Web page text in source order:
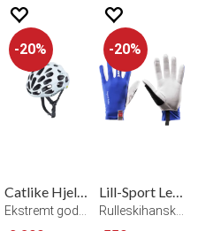
20%
Catlike Hjelm Mixino EVO Mips
20%
Lill-Sport Legend Roller Hanske Blå
Rulleskihanske Royal blue